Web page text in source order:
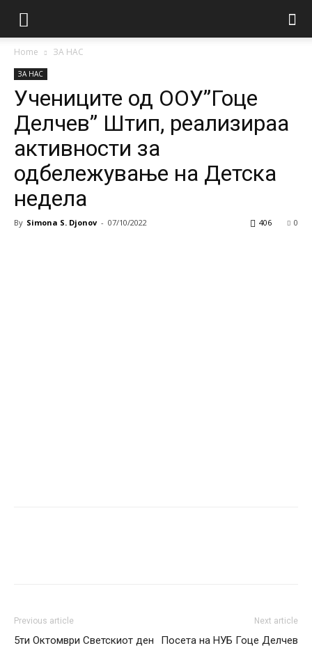
Home ЗА НАС
ЗА НАС
Учениците од ООУ”Гоце
Делчев” Штип, реализираа
активности за
одбележување на Детска
недела
By Simona S. Djonov - 07/10/2022 0
406
Previous article
5ти Октомври Светскиот ден
Next article
Посета на НУБ Гоце Делчев